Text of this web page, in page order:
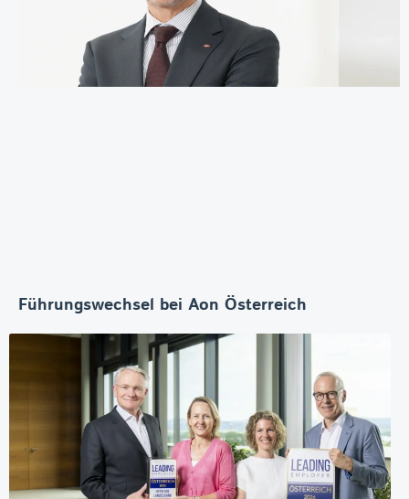
Führungswechsel bei Aon Österreich